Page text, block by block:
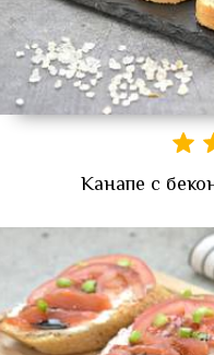
Канапе с